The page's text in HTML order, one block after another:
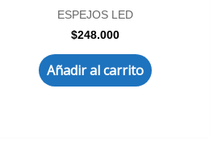
ESPEJOS LED
$248.000
Añadir al carrito